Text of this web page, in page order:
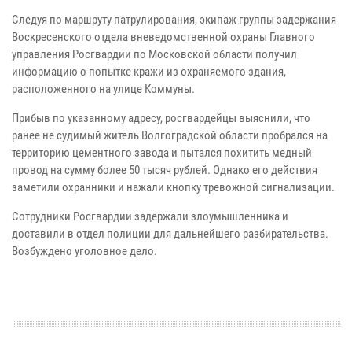
Следуя по маршруту патрулирования, экипаж группы задержания
Воскресенского отдела вневедомственной охраны Главного
управления Росгвардии по Московской области получил
информацию о попытке кражи из охраняемого здания,
расположенного на улице Коммуны.
Прибыв по указанному адресу, росгвардейцы выяснили, что
ранее не судимый житель Волгоградской области пробрался на
территорию цементного завода и пытался похитить медный
провод на сумму более 50 тысяч рублей. Однако его действия
заметили охранники и нажали кнопку тревожной сигнализации.
Сотрудники Росгвардии задержали злоумышленника и
доставили в отдел полиции для дальнейшего разбирательства.
Возбуждено уголовное дело.